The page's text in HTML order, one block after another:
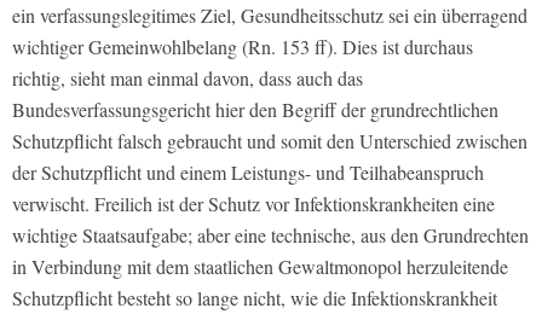
ein verfassungslegitimes Ziel, Gesundheitsschutz sei ein überragend
wichtiger Gemeinwohlbelang (Rn. 153 ff). Dies ist durchaus
richtig, sieht man einmal davon, dass auch das
Bundesverfassungsgericht hier den Begriff der grundrechtlichen
Schutzpflicht falsch gebraucht und somit den Unterschied zwischen
der Schutzpflicht und einem Leistungs- und Teilhabeanspruch
verwischt. Freilich ist der Schutz vor Infektionskrankheiten eine
wichtige Staatsaufgabe; aber eine technische, aus den Grundrechten
in Verbindung mit dem staatlichen Gewaltmonopol herzuleitende
Schutzpflicht besteht so lange nicht, wie die Infektionskrankheit